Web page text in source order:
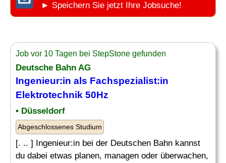
► Speichern Sie jetzt Ihre Jobsuche!
Job vor 10 Tagen bei StepStone gefunden
Deutsche Bahn AG
Ingenieur:in als Fachspezialist:in
Elektrotechnik 50Hz
• Düsseldorf
Abgeschlossenes Studium
[. .. ] Ingenieur:in bei der Deutschen Bahn kannst
du dabei etwas planen, managen oder überwachen,